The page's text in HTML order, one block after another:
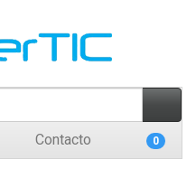
Contacto 0